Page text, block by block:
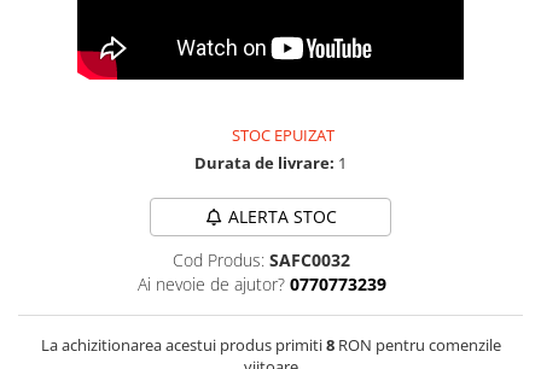
Bijuterii opal
Bijuterii piatra soarelui
Bijuterii safir
Bijuterii sidef si abalone
STOC EPUIZAT
Durata de livrare: 1
ALERTA STOC
Cod Produs: SAFC0032
Ai nevoie de ajutor? 0770773239
La achizitionarea acestui produs primiti8RON pentru comenzile